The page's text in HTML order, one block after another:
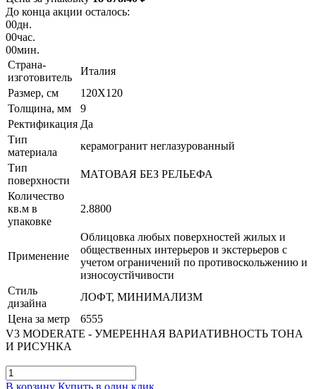
До конца акции осталось:
00дн.
00час.
00мин.
Страна-
изготовитель
Италия
Размер, см
120X120
Толщина, мм
9
Ректификация Да
Тип
материала
керамогранит неглазурованный
Тип
поверхности
МАТОВАЯ БЕЗ РЕЛЬЕФА
Количество
кв.м в
упаковке
2.8800
Применение
Облицовка любых поверхностей жилых и
общественных интерьеров и экстерьеров с
учетом ограничений по противоскольжению и
износоустйчивости
Стиль
дизайна
ЛОФТ, МИНИМАЛИЗМ
Цена за метр
6555
V3 MODERATE - УМЕРЕННАЯ ВАРИАТИВНОСТЬ ТОНА
И РИСУНКА